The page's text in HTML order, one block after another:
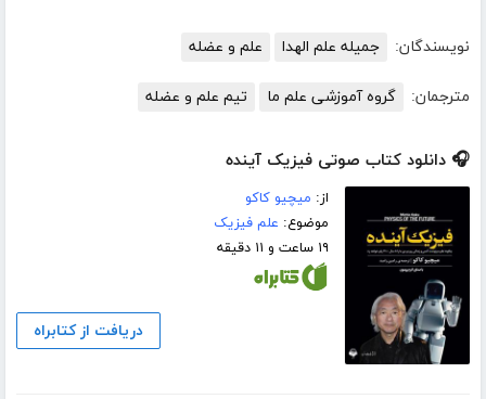
نویسندگان: جمیله‌ علم ‌الهدا علم و عضله
مترجمان: گروه آموزشی علم ما تیم علم و عضله
🎧 دانلود کتاب صوتی فیزیک آینده
از: میچیو کاکو
موضوع: علم فیزیک
۱۹ ساعت و ۱۱ دقیقه
دریافت از کتابراه